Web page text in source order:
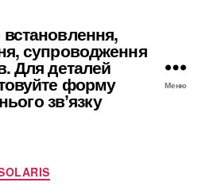
супроводження
Для деталей
форму
звʼязку
Меню
Категорії